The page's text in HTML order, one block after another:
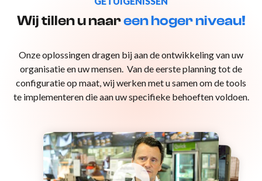
Wij tillen u naareen hoger niveau!
Onze oplossingen dragen bij aan de ontwikkeling van uw
organisatie en uw mensen. Van de eerste planning tot de
configuratie op maat, wij werken met u samen om de tools
te implementeren die aan uw specifieke behoeften voldoen.